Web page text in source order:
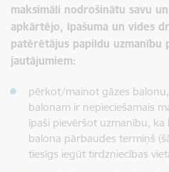
maksimāli nodrošinātu savu
apkārtējo, īpašuma un vides
patērētājus papildu uzmanību
jautājumiem:
pērkot/mainot gāzes
balonam ir nepieciešamais
īpaši pievēršot uzmanību,
balona pārbaudes termiņš
tiesīgs iegūt tirdzniecības